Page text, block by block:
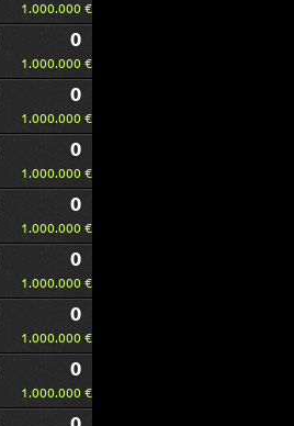
1.000.000 €
0
1.000.000 €
0
1.000.000 €
0
1.000.000 €
0
1.000.000 €
0
1.000.000 €
0
1.000.000 €
0
1.000.000 €